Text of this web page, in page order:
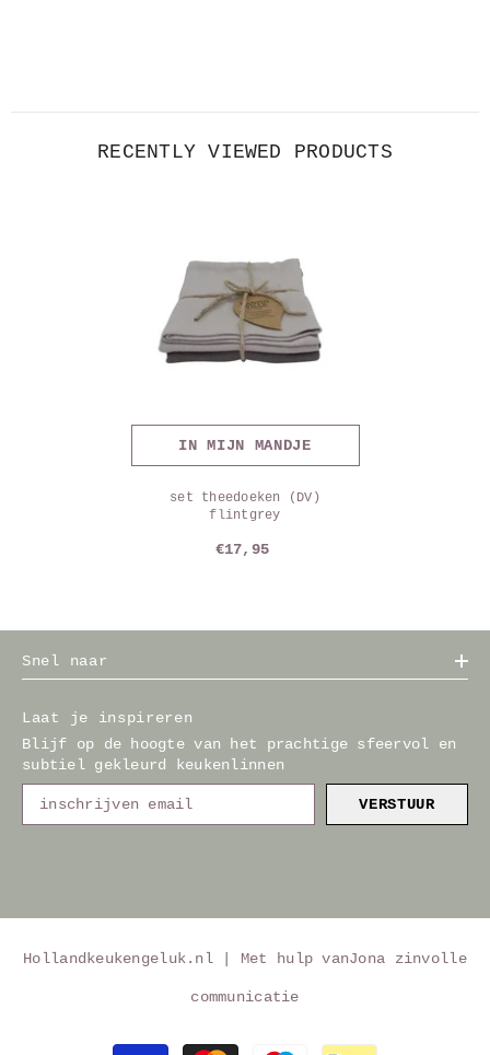
RECENTLY VIEWED PRODUCTS
IN MIJN MANDJE
set theedoeken (DV)
flintgrey
€17,95
Snel naar
Laat je inspireren
Blijf op de hoogte van het prachtige sfeervol en
subtiel gekleurd keukenlinnen
VERSTUUR
Hollandkeukengeluk.nl | Met hulp vanJona zinvolle
communicatie
Betaalmethoden